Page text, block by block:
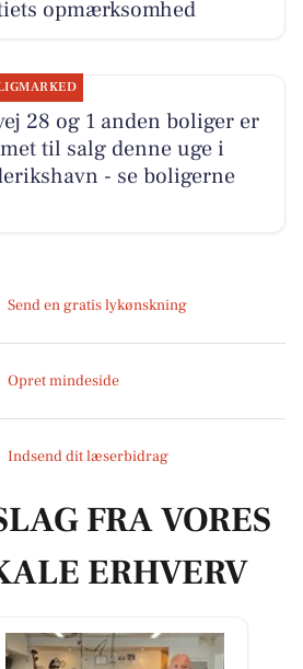
opmærksomhed
28 og 1 anden boliger er
til salg denne uge i
- se boligerne
Send en gratis lykønskning
Opret mindeside
Indsend dit læserbidrag
FRA VORES
ERHVERV